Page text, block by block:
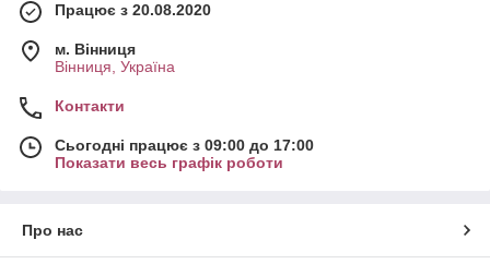
Працює з 20.08.2020
м. Вінниця
Вінниця, Україна
Контакти
Сьогодні працює з 09:00 до 17:00
Показати весь графік роботи
Про нас